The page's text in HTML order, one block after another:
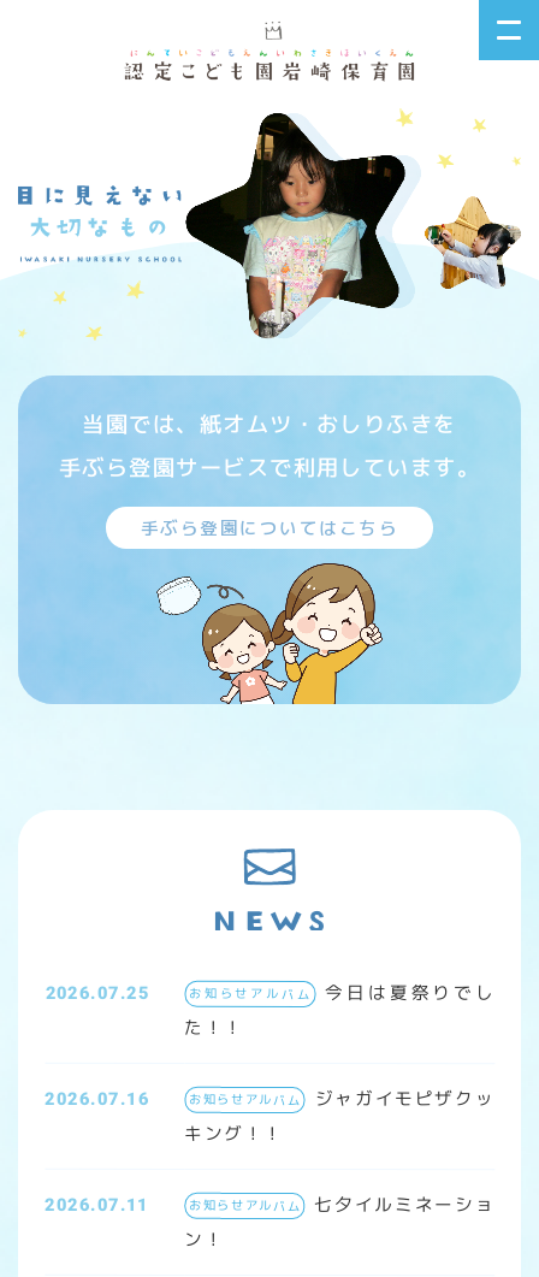
当園では、紙オムツ・おしりふきを
手ぶら登園サービスで利用しています。
手ぶら登園についてはこちら
2026.07.25 お知らせアルバム 今日は夏祭りでし
た！！
2026.07.16 お知らせアルバム ジャガイモピザクッ
キング！！
2026.07.11 お知らせアルバム 七夕イルミネーショ
ン！